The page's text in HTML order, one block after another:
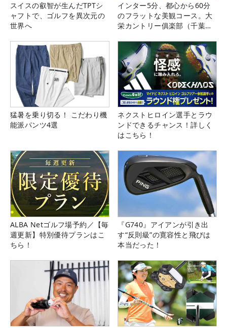
スイスの叡智が生んだTPTシ
ャフトで、ゴルフを異次元の
世界へ
インター5分、都心から60分
のフラットな美観コース。大
栄カントリー俱楽部（千葉
猛暑を乗り切る！ こだわり機
能派パンツ4選
ネクストヒロイン選手とラウ
ンドできるチャンス！詳しく
はこちら！
ALBA Netゴルフ場予約／【毎
週更新】特別優待プランはこ
ちら！
『G740』アイアンが引き出
す“反則級”の寛容性と飛びは
本当だった！